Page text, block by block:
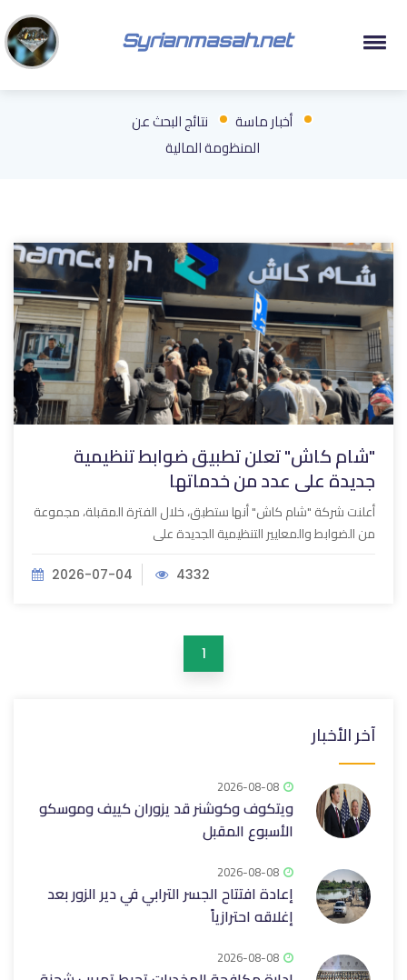
Syrianmasah.net
أخبار ماسة
نتائج البحث عن
المنظومة المالية
"شام كاش" تعلن تطبيق ضوابط تنظيمية
جديدة على عدد من خدماتها
أعلنت شركة "شام كاش" أنها ستطبق، خلال الفترة المقبلة، مجموعة
من الضوابط والمعايير التنظيمية الجديدة على
2026-07-04 4332
1
آخر الأخبار
2026-08-08
ويتكوف وكوشنر قد يزوران كييف وموسكو
الأسبوع المقبل
2026-08-08
إعادة افتتاح الجسر الترابي في دير الزور بعد
إغلاقه ‏احترازياً
2026-08-08